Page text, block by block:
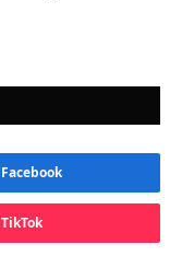
Facebook
TikTok